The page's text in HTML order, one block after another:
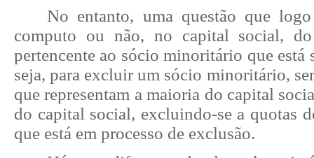
No entanto, uma questão que
computo ou não, no capital social,
pertencente ao sócio minoritário que está
seja, para excluir um sócio minoritário,
que representam a maioria do capital
do capital social, excluindo-se a quotas
que está em processo de exclusão.